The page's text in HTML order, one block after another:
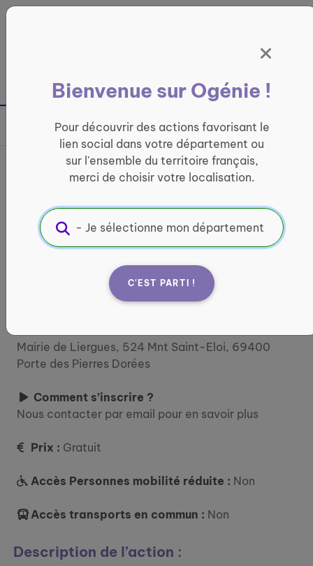
France entière
Bienvenue sur Ogénie !
Pour découvrir des actions favorisant le
lien social dans votre département ou
sur l'ensemble du territoire français,
merci de choisir votre localisation.
C'EST PARTI !
Partager sur
Club de Foot Santé - Golf
Foot
ACTIVITÉ PHYSIQUE
Informations pratiques :
Mairie de Liergues, 524 Mnt Saint-Eloi, 69400
Porte des Pierres Dorées
Comment s’inscrire ?
Nous contacter par email pour en savoir plus
Prix : Gratuit
Accès Personnes mobilité réduite : Non
Accès transports en commun : Non
Description de l’action :
Panneau de gestion des cookies